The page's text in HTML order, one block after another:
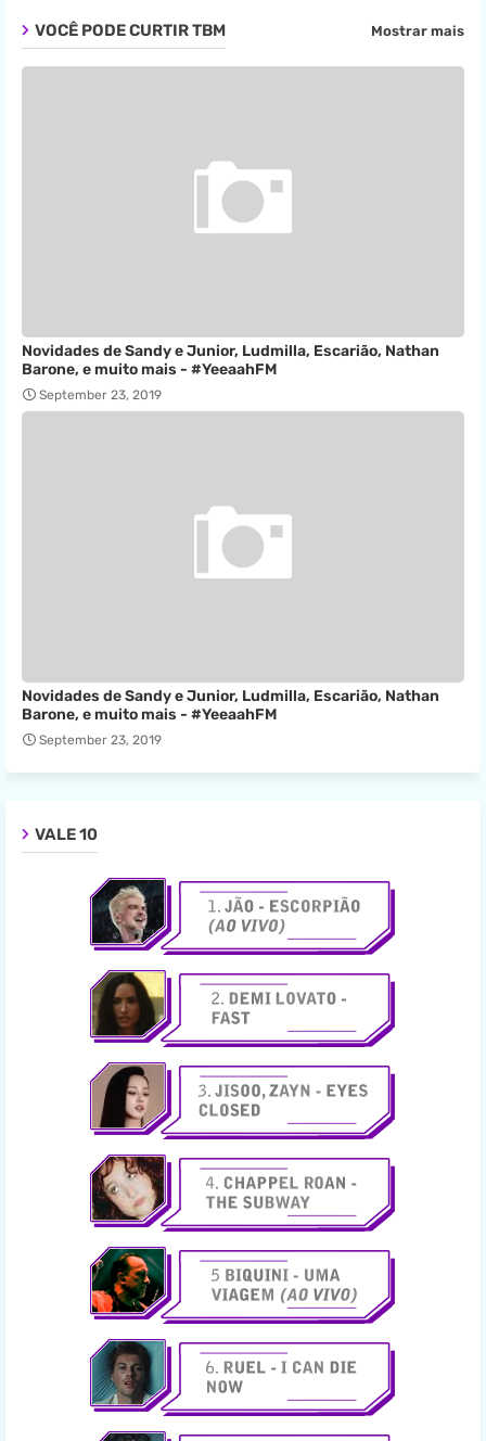
VOCÊ PODE CURTIR TBM Mostrar mais
Novidades de Sandy e Junior, Ludmilla, Escarião, Nathan
Barone, e muito mais - #YeeaahFM
September 23, 2019
Novidades de Sandy e Junior, Ludmilla, Escarião, Nathan
Barone, e muito mais - #YeeaahFM
September 23, 2019
VALE 10